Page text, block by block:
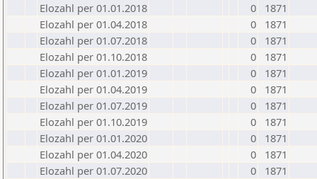
Elozahl per 01.01.2018
0
1871
Elozahl per 01.04.2018
0
1871
Elozahl per 01.07.2018
0
1871
Elozahl per 01.10.2018
0
1871
Elozahl per 01.01.2019
0
1871
Elozahl per 01.04.2019
0
1871
Elozahl per 01.07.2019
0
1871
Elozahl per 01.10.2019
0
1871
Elozahl per 01.01.2020
0
1871
Elozahl per 01.04.2020
0
1871
Elozahl per 01.07.2020
0
1871